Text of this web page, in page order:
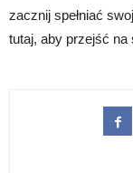
zacznij spełniać
tutaj, aby przejść na